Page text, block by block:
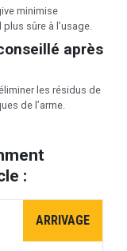
minimise
sûre à l’usage.
après
les résidus de
de l’arme.
:
ARRIVAGE